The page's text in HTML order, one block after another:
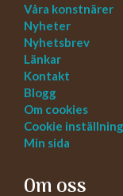
Våra konstnärer
Nyheter
Nyhetsbrev
Länkar
Kontakt
Blogg
Om cookies
Cookie
Min sida
Om oss